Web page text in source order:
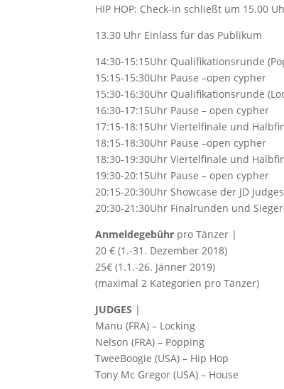
HIP HOP: Check-in schließt um 15.00
13.30 Uhr Einlass für das Publikum
14:30-15:15Uhr Qualifikationsrunde
15:15-15:30Uhr Pause –open cypher
15:30-16:30Uhr Qualifikationsrunde
16:30-17:15Uhr Pause – open cypher
17:15-18:15Uhr Viertelfinale und
18:15-18:30Uhr Pause –open cypher
18:30-19:30Uhr Viertelfinale und
19:30-20:15Uhr Pause – open cypher
20:15-20:30Uhr Showcase der JD Judges
20:30-21:30Uhr Finalrunden und
Anmeldegebühr pro Tänzer |
20 € (1.-31. Dezember 2018)
25€ (1.1.-26. Jänner 2019)
(maximal 2 Kategorien pro Tänzer)
JUDGES |
Manu (FRA) – Locking
Nelson (FRA) – Popping
TweeBoogie (USA) – Hip Hop
Tony Mc Gregor (USA) – House